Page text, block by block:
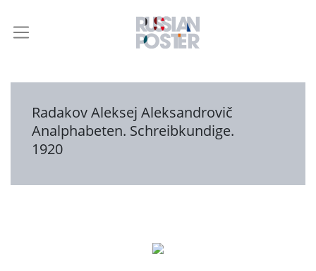
Radakov Aleksej Aleksandrovič
Analphabeten. Schreibkundige.
1920